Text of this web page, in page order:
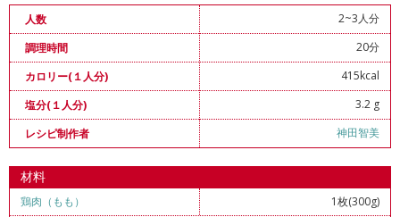
人数
2~3人分
調理時間
20分
カロリー(１人分)
415kcal
塩分(１人分)
3.2 g
レシピ制作者
神田智美
材料
鶏肉（もも）
1枚(300g)